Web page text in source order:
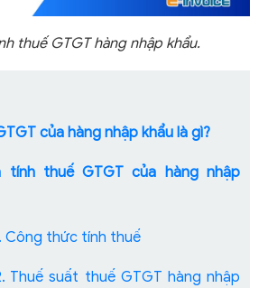
thuế GTGT hàng nhập khẩu.
của hàng nhập khẩu là gì?
tính thuế GTGT của hàng nhập
Công thức tính thuế
Thuế suất thuế GTGT hàng nhập